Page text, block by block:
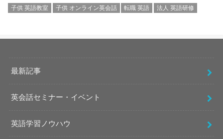
子供 英語教室
子供 オンライン英会話 転職 英語 法人 英語研修
最新記事
英会話セミナー・イベント
英語学習ノウハウ